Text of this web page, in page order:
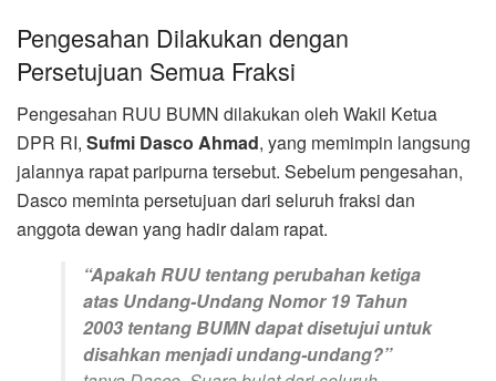
Pengesahan Dilakukan dengan
Persetujuan Semua Fraksi
Pengesahan RUU BUMN dilakukan oleh Wakil Ketua
DPR RI, Sufmi Dasco Ahmad, yang memimpin langsung
jalannya rapat paripurna tersebut. Sebelum pengesahan,
Dasco meminta persetujuan dari seluruh fraksi dan
anggota dewan yang hadir dalam rapat.
“Apakah RUU tentang perubahan ketiga
atas Undang-Undang Nomor 19 Tahun
2003 tentang BUMN dapat disetujui untuk
disahkan menjadi undang-undang?”